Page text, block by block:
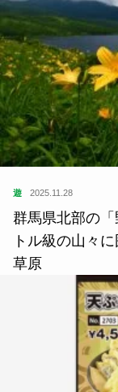
遊 2025.11.28
群馬県北部の
トル級の山々
草原